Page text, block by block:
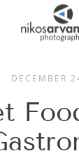
DECEMBER